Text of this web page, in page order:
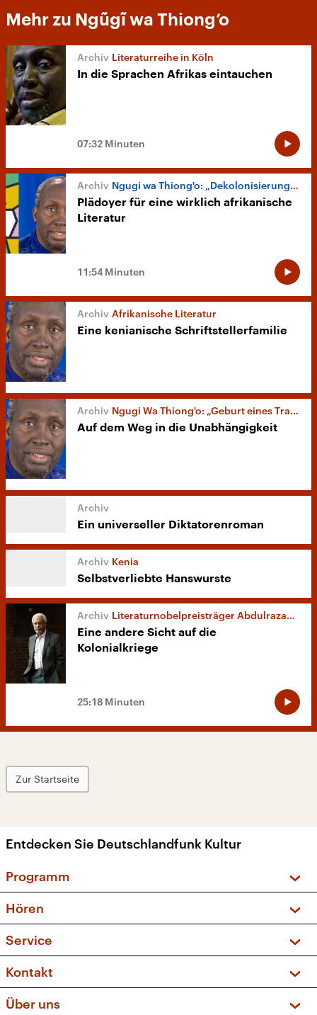
Mehr zu Ngũgĩ wa Thiong’o
Literaturreihe in Köln
In die Sprachen Afrikas eintauchen
07:32 Minuten
Ngugi wa Thiong'o: „Dekolonisierung des Denkens“
Plädoyer für eine wirklich afrikanische
Literatur
11:54 Minuten
Afrikanische Literatur
Eine kenianische Schriftstellerfamilie
Ngugi Wa Thiong'o: „Geburt eines Traumwebers“
Auf dem Weg in die Unabhängigkeit
Ein universeller Diktatorenroman
Kenia
Selbstverliebte Hanswurste
Literaturnobelpreisträger Abdulrazak Gurnah
Eine andere Sicht auf die
Kolonialkriege
25:18 Minuten
Zur Startseite
Entdecken Sie Deutschlandfunk Kultur
Programm
Sendungen und Podcasts
Musikliste
Kakadu – Das Kinderprogramm
Hören
Frequenzen (UKW + DAB+)
Service
FAQ
Apps
Newsletter
Kontakt
Über uns